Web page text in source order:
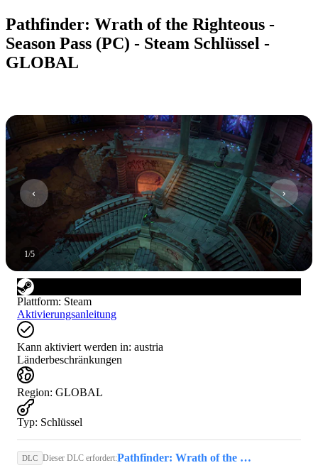
Pathfinder: Wrath of the Righteous -
Season Pass (PC) - Steam Schlüssel -
GLOBAL
1/5
Plattform: Steam
Aktivierungsanleitung
Kann aktiviert werden in: austria
Länderbeschränkungen
Region: GLOBAL
Typ: Schlüssel
DLC Dieser DLC erfordert: Pathfinder: Wrath of the Righteous (PC) - Steam Key - GLOBAL